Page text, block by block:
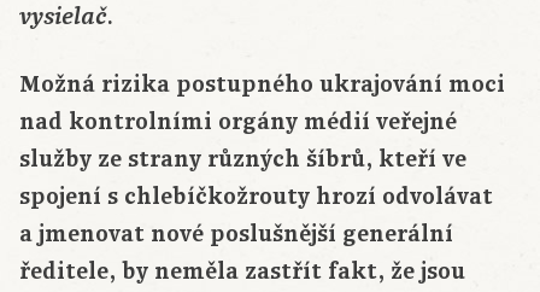
vysielač.
Možná rizika postupného ukrajování moci
nad kontrolními orgány médií veřejné
služby ze strany různých šíbrů, kteří ve
spojení s chlebíčkožrouty hrozí odvolávat
a jmenovat nové poslušnější generální
ředitele, by neměla zastřít fakt, že jsou